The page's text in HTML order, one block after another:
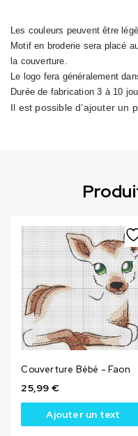
Les couleurs peuvent être
Motif en broderie sera placé
la couverture.
Le logo fera généralement
Durée de fabrication 3 à 10
Il est possible d’ajouter un
Couverture Bébé - Faon
25,99 €
Ajouter un text